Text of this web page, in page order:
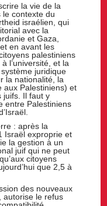
la vie de la
contexte du
israélien, qui
avec la
et Gaza,
en avant les
palestiniens
l’université, et la
juridique
la nationalité, la
aux Palestiniens) et
juifs. Il faut y
entre Palestiniens
: après la
Israël exproprie et
la gestion à un
juif qui ne peut
citoyens
que 2,5 à
des nouveaux
autorise le refus